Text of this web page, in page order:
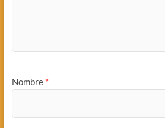
Nombre *